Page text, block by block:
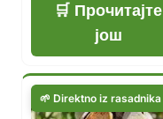
Прочитајте
још